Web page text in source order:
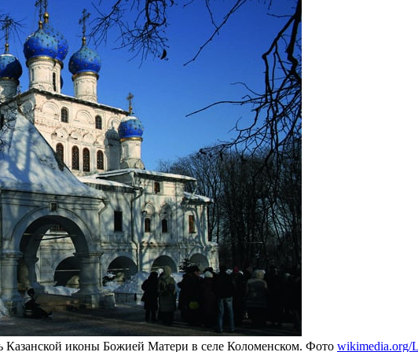
иконы Божией Матери в селе Коломенском. Фото wikimedia.org/